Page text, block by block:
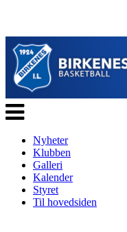
Veksle
navigasjon
Nyheter
Klubben
Galleri
Kalender
Styret
Til hovedsiden